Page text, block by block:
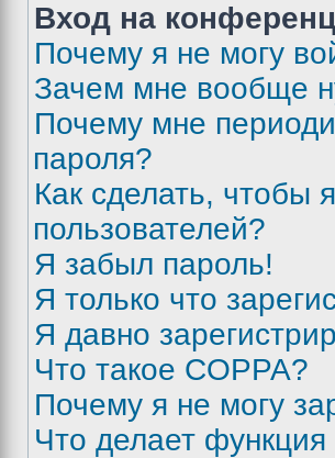
Вход на
Почему я не могу
Зачем мне вообще
Почему мне
пароля?
Как сделать, чтобы
пользователей?
Я забыл пароль!
Я только что
Я давно
Что такое COPPA?
Почему я не могу
Что делает